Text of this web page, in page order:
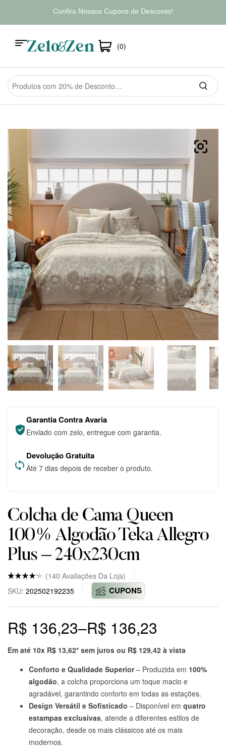
Confira Nossos Cupons de Desconto!
(0)
Garantia Contra Avaria
Enviado com zelo, entregue com garantia.
Devolução Gratuita
Até 7 dias depois de receber o produto.
Colcha de Cama Queen
100% Algodão Teka Allegro
Plus – 240x230cm
Nota 4.8
de 5
em
es
5
de
clientes
em
ace.
(140 Avaliações Da Loja)
SKU: 202502192235 CUPONS
R$ 136,23–R$ 136,23
Em até 10x R$ 13,62* sem juros ou R$ 129,42 à vista
Conforto e Qualidade Superior– Produzida em 100%
algodão, a colcha proporciona um toque macio e
agradável, garantindo conforto em todas as estações.
Design Versátil e Sofisticado – Disponível em quatro
estampas exclusivas, atende a diferentes estilos de
decoração, desde os mais clássicos até os mais
modernos.